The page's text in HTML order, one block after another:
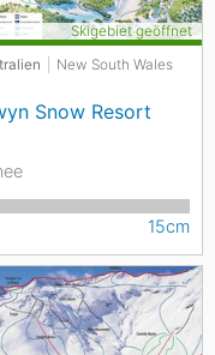
New South Wales
Snow Resort
Skigebiet geöffnet
15cm